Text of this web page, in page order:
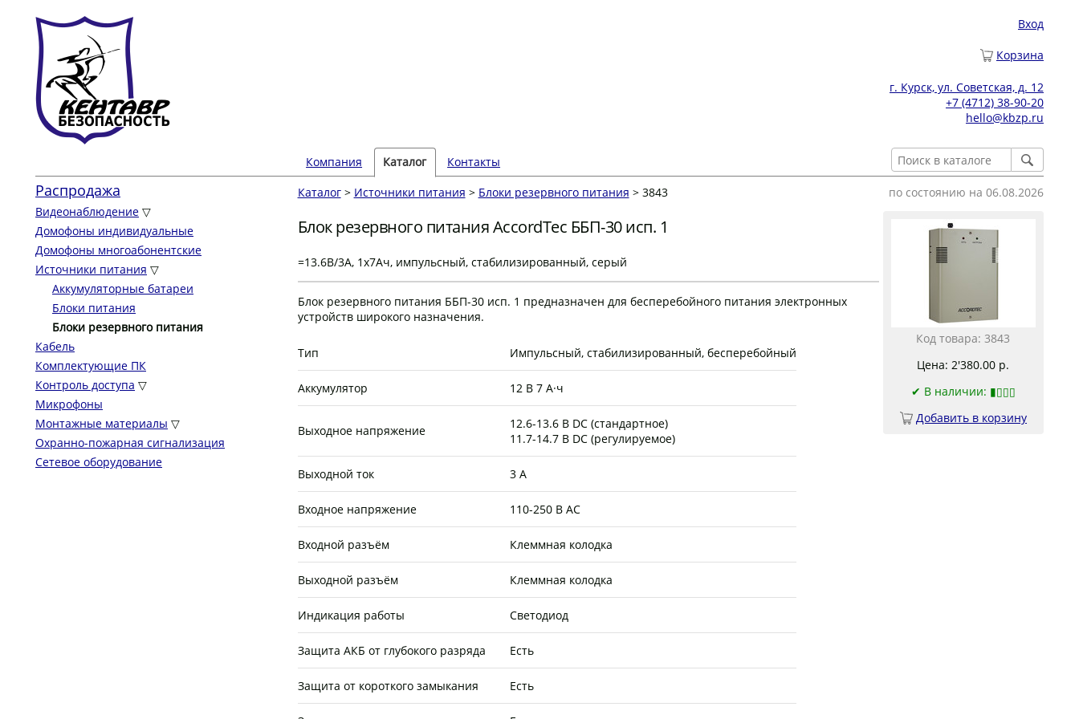
Вход
Корзина
г. Курск, ул. Советская, д. 12
+7 (4712) 38-90-20
hello@kbzp.ru
Компания Каталог Контакты
Распродажа
Видеонаблюдение ▽
Домофоны индивидуальные
Домофоны многоабонентские
Источники питания ▽
Аккумуляторные батареи
Блоки питания
Блоки резервного питания
Кабель
Комплектующие ПК
Контроль доступа ▽
Микрофоны
Монтажные материалы ▽
Охранно-пожарная сигнализация
Сетевое оборудование
по состоянию на 06.08.2026
Каталог> Источники питания > Блоки резервного питания > 3843
Код товара: 3843
Цена: 2'380.00 р.
✔ В наличии: ▮▯▯▯
Добавить в корзину
Блок резервного питания AccordTec ББП-30 исп. 1
=13.6В/3А, 1х7Ач, импульсный, стабилизированный, серый
Блок резервного питания ББП-30 исп. 1 предназначен для бесперебойного питания электронных
устройств широкого назначения.
Тип Импульсный, стабилизированный, бесперебойный
Аккумулятор 12 В 7 А·ч
Выходное напряжение
12.6-13.6 В DC (стандартное)
11.7-14.7 В DC (регулируемое)
Выходной ток 3 А
Входное напряжение 110-250 В AC
Входной разъём Клеммная колодка
Выходной разъём Клеммная колодка
Индикация работы Светодиод
Защита АКБ от глубокого разряда Есть
Защита от короткого замыкания Есть